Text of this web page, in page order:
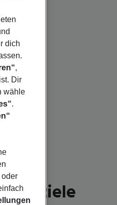
dich
,
Dir
wähle
.